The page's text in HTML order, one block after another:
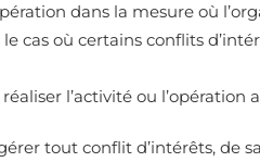
dans la mesure où
cas où certains conflits
l’activité ou
tout conflit d’intérêts, de